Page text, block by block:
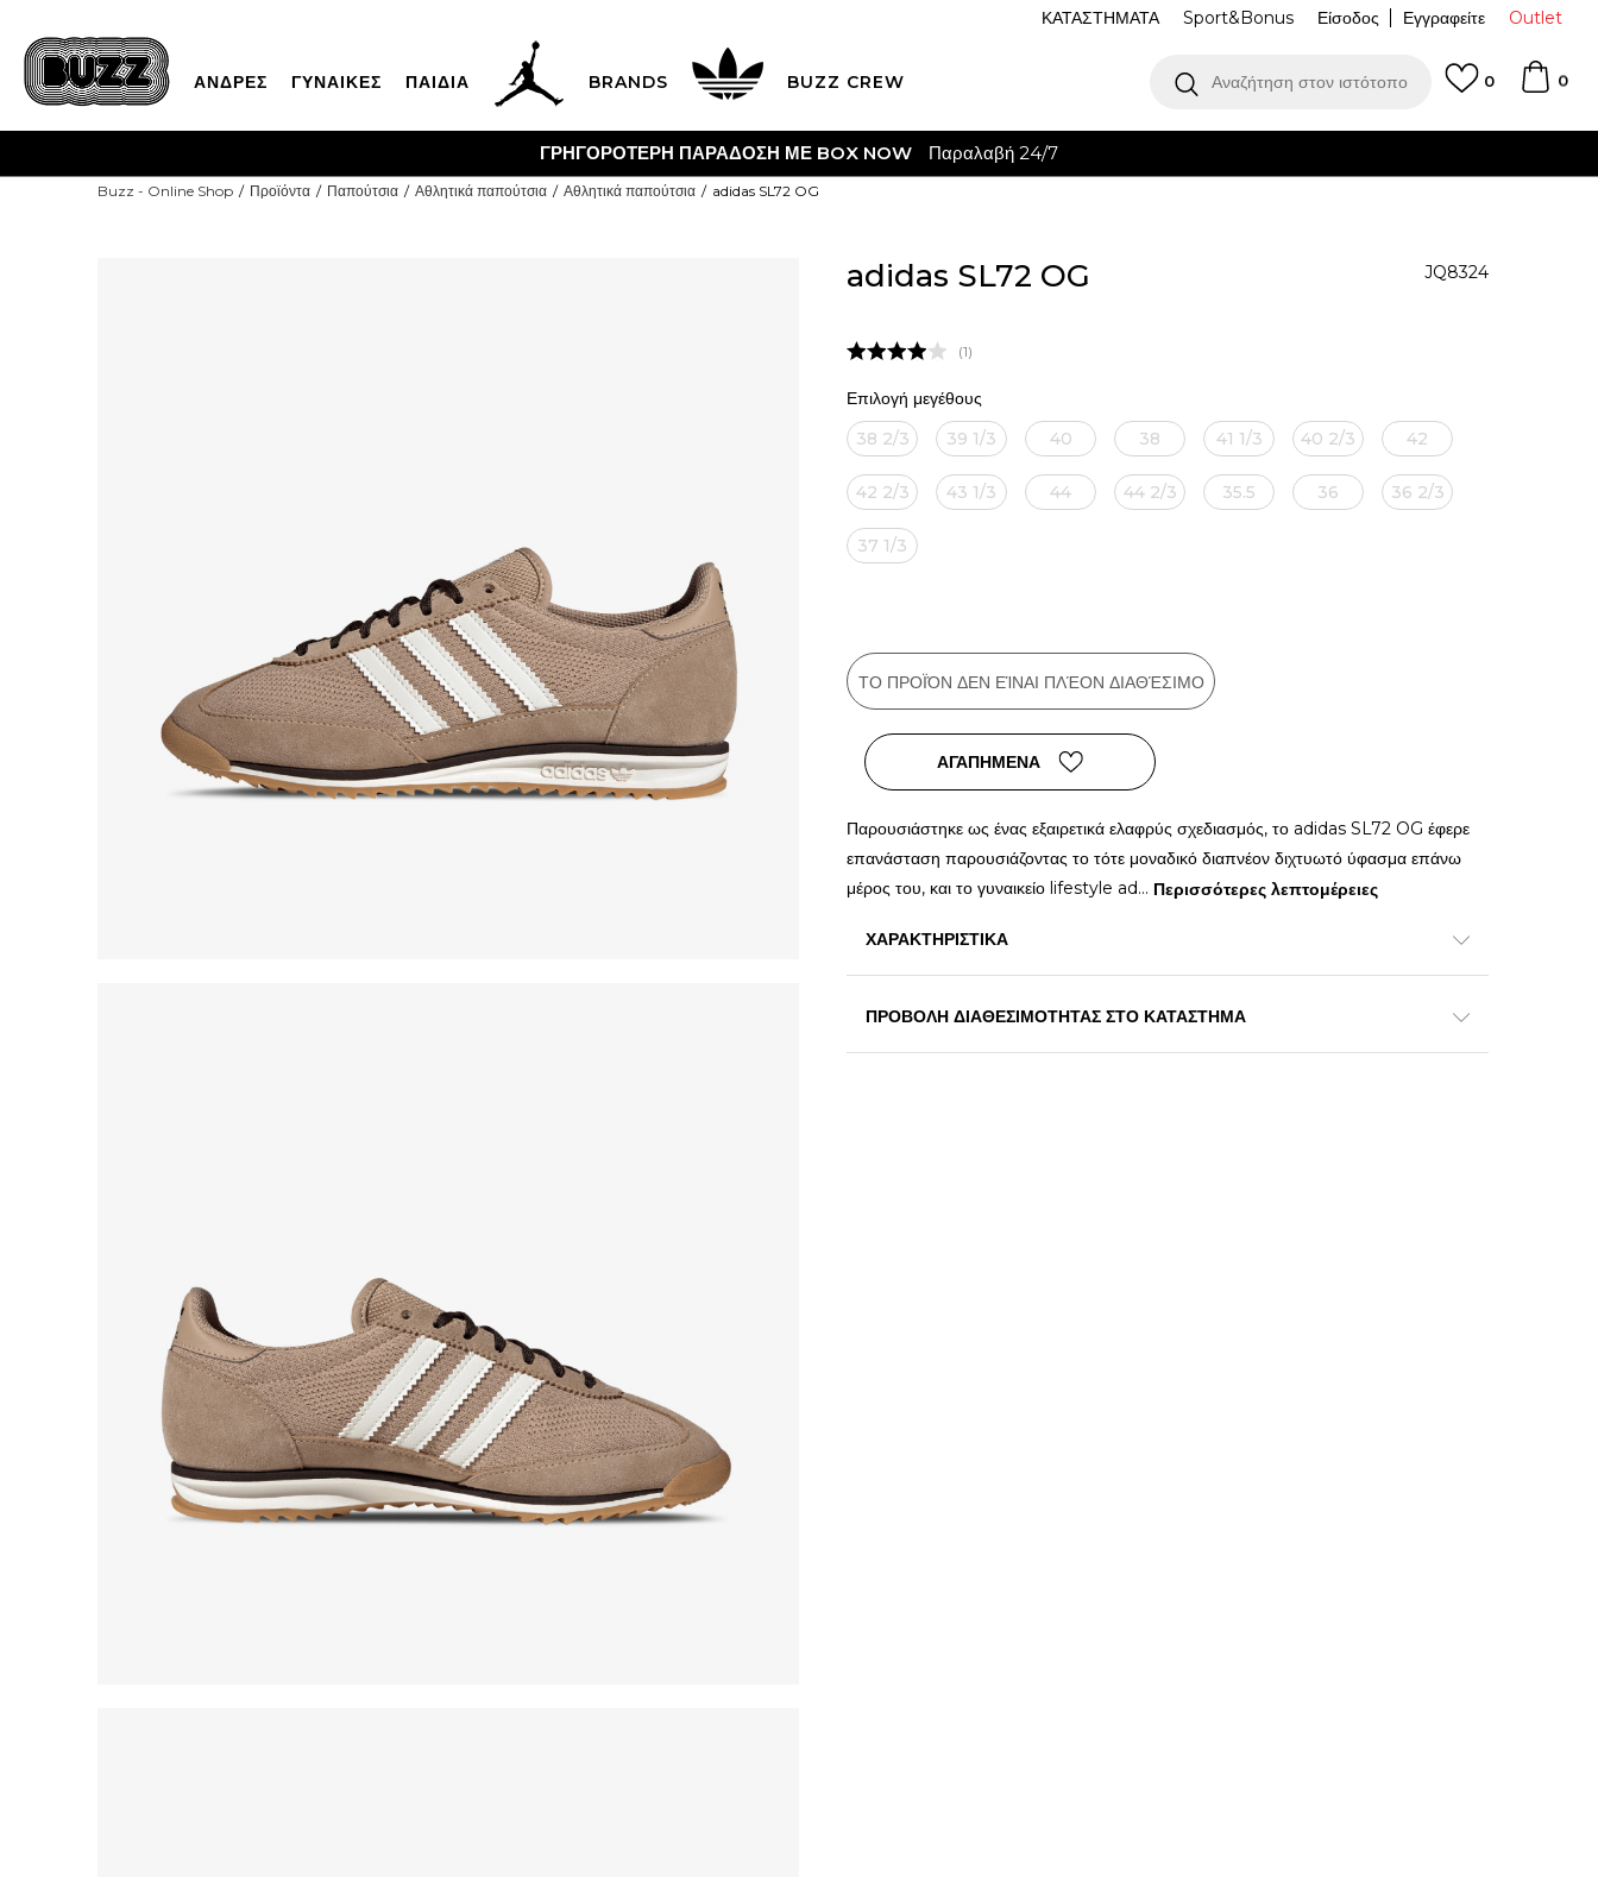
Outlet
Είσοδος Εγγραφείτε
ΚΑΤΑΣΤΗΜΑΤΑ Sport&Bonus
ΑΝΔΡΕΣ ΓΥΝΑΙΚΕΣ ΠΑΙΔΙΑ BRANDS BUZZ CREW Αναζήτηση στον ιστότοπο 0
0
ΓΡΗΓΟΡΟΤΕΡΗ ΠΑΡΑΔΟΣΗ ΜΕ BOX NOW Παραλαβή 24/7
Buzz - Online Shop Προϊόντα Παπούτσια Αθλητικά παπούτσια Αθλητικά παπούτσια adidas SL72 OG
adidas SL72 OG JQ8324
1
Επιλογή μεγέθους
38 2/3
39 1/3 40 38 41 1/3 40 2/3 42
42 2/3 43 1/3 44 44 2/3 35.5 36 36 2/3
37 1/3
ΤΟ ΠΡΟΪΌΝ ΔΕΝ ΕΊΝΑΙ ΠΛΈΟΝ ΔΙΑΘΈΣΙΜΟ
ΑΓΑΠΗΜΕΝΑ
Παρουσιάστηκε ως ένας εξαιρετικά ελαφρύς σχεδιασμός, το adidas SL72 OG έφερε
επανάσταση παρουσιάζοντας το τότε μοναδικό διαπνέον διχτυωτό ύφασμα επάνω
μέρος του, και το γυναικείο lifestyle ad... Περισσότερες λεπτομέρειες
ΧΑΡΑΚΤΗΡΙΣΤΙΚΑ
ΠΡΟΒΟΛΗ ΔΙΑΘΕΣΙΜΟΤΗΤΑΣ ΣΤΟ ΚΑΤΑΣΤΗΜΑ